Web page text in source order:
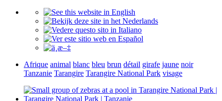
Afrique animal blanc bleu brun détail girafe jaune noir
Tanzanie Tarangire Tarangire National Park visage